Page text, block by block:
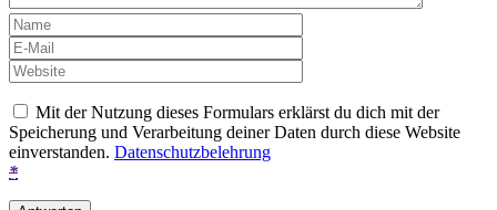
Mit der Nutzung dieses Formulars erklärst du dich mit der
Speicherung und Verarbeitung deiner Daten durch diese Website
einverstanden. Datenschutzbelehrung
*